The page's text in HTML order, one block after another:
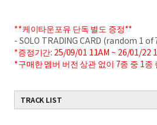
**케이타운포유 단독 별도 증정**
- SOLO TRADING CARD (random 1 of
*증정기간: 25/09/01 11AM ~ 26/01/22
*구매한 멤버 버전 상관 없이 7종 중 1종
TRACK LIST